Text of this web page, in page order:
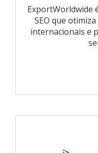
ExportWorldwide
SEO que
internacionais e